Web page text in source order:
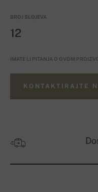
BROJ SLOJEVA
12
IMATE LI PITANJA O OVOM
KONTAKTIRAJTE